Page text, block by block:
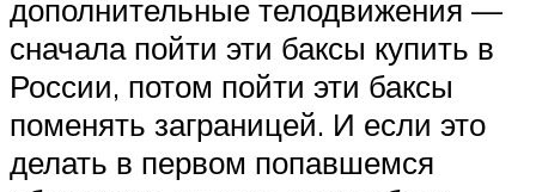
дополнительные телодвижения —
сначала пойти эти баксы купить в
России, потом пойти эти баксы
поменять заграницей. И если это
делать в первом попавшемся